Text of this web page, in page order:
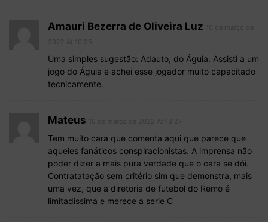
Amauri Bezerra de Oliveira Luz
Uma simples sugestão: Adauto, do Águia. Assisti a um
jogo do Águia e achei esse jogador muito capacitado
tecnicamente.
Mateus
Tem muito cara que comenta aqui que parece que
aqueles fanáticos conspiracionistas. A imprensa não
poder dizer a mais pura verdade que o cara se dói.
Contratatação sem critério sim que demonstra, mais
uma vez, que a diretoria de futebol do Remo é
limitadissima e merece a serie C